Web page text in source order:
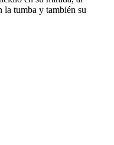
la tumba y también su